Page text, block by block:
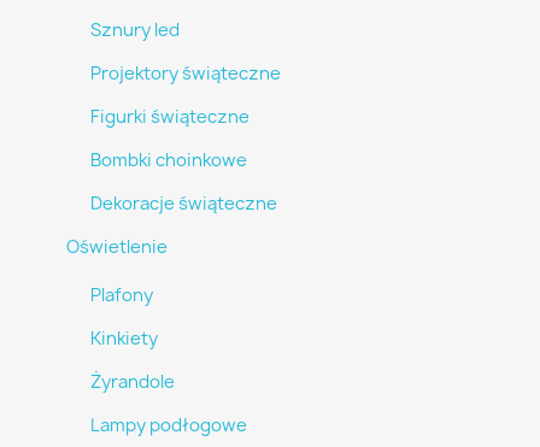
Sznury led
Projektory świąteczne
Figurki świąteczne
Bombki choinkowe
Dekoracje świąteczne
Oświetlenie
Plafony
Kinkiety
Żyrandole
Lampy podłogowe